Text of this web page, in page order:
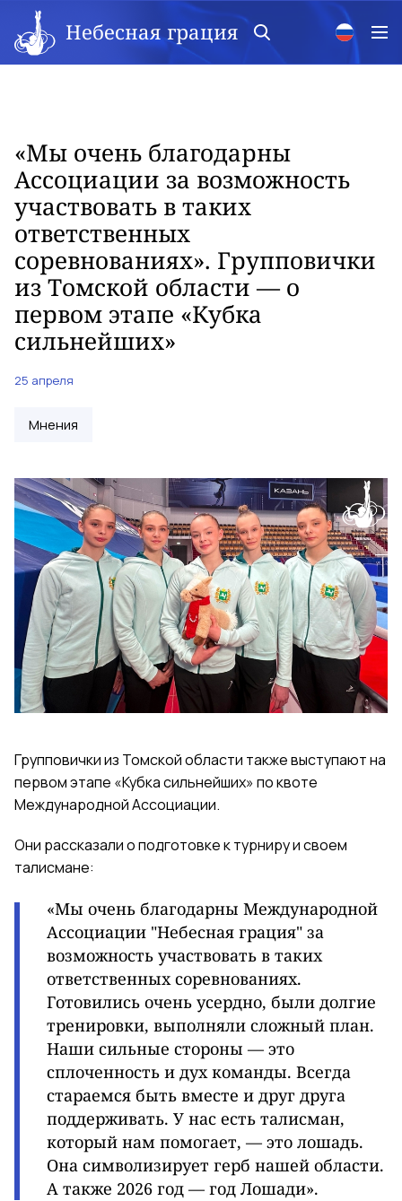
Небесная грация
«Мы очень благодарны
Ассоциации за возможность
участвовать в таких
ответственных
соревнованиях». Групповички
из Томской области — о
первом этапе «Кубка
сильнейших»
25 апреля
Мнения
Групповички из Томской области также выступают на
первом этапе «Кубка сильнейших» по квоте
Международной Ассоциации.
Они рассказали о подготовке к турниру и своем
талисмане:
«Мы очень благодарны Международной
Ассоциации "Небесная грация" за
возможность участвовать в таких
ответственных соревнованиях.
Готовились очень усердно, были долгие
тренировки, выполняли сложный план.
Наши сильные стороны — это
сплоченность и дух команды. Всегда
стараемся быть вместе и друг друга
поддерживать. У нас есть талисман,
который нам помогает, — это лошадь.
Она символизирует герб нашей области.
А также 2026 год — год Лошади».